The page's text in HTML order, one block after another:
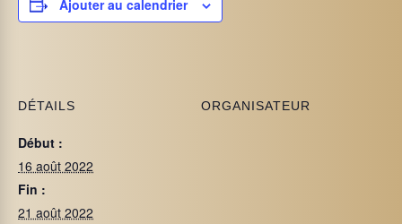
Ajouter au calendrier
DÉTAILS
Début :
16 août 2022
Fin :
21 août 2022
ORGANISATEUR